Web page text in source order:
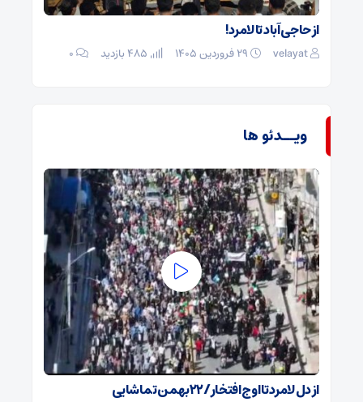
از حاجی آباد تا لامرد!
velayat ۰
ویــدئو ها
از دل لامرد تا اوج افتخار/۲۲بهمن تماشایی